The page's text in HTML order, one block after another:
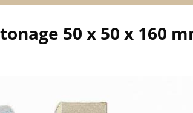
50 x 50 x 160